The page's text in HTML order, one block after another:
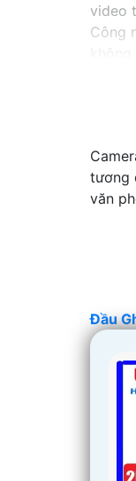
video
Công
Nếu
hoàn
tương
văn
Đầu